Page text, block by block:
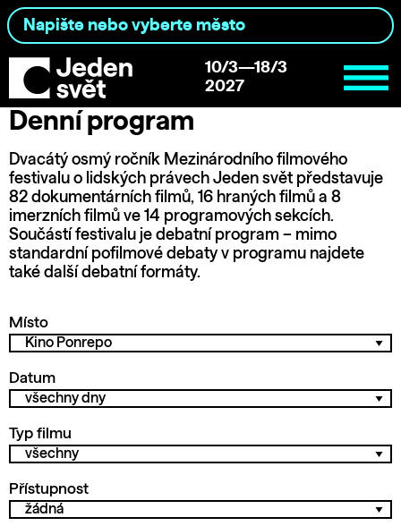
10/3—18/3
2027
Denní program
Dvacátý osmý ročník Mezinárodního filmového
festivalu o lidských právech Jeden svět představuje
82 dokumentárních filmů, 16 hraných filmů a 8
imerzních filmů ve 14 programových sekcích.
Součástí festivalu je debatní program – mimo
standardní pofilmové debaty v programu najdete
také další debatní formáty.
Místo
Datum
Typ filmu
Přístupnost